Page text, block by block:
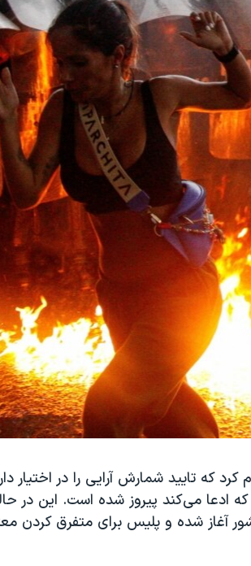
کرد که تایید شمارش آرایی را در اختیار
که ادعا می‌کند پیروز شده است. این
آغاز شده و پلیس برای متفرق کردن